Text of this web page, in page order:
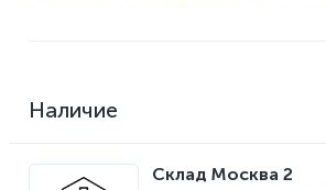
Наличие
Склад Москва 2